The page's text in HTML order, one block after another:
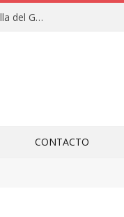
Clausuras de los campamentos de verano en Alhaurín y Villa del Guadalhorce 2026
CONTACTO